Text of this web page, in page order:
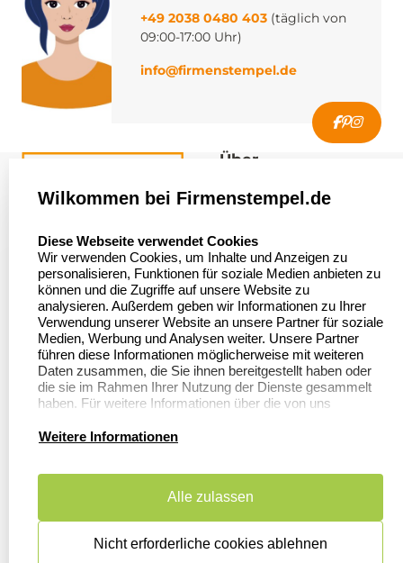
+49 2038 0480 403 (täglich von
09:00-17:00 Uhr)
info@firmenstempel.de
Asterlager Straße 97
47228 Duisburg
Deutschland
Über
Über uns
Bewerten Sie uns
Sitemap
Stempel in
Deutschland
Informationen
Dateivorgaben
FAQ
Datenschutzerklärung
Widerrufsrecht
Kundenservice
Zahlung & Versand
Widerruf &
Rückgabe
Wilkommen bei Firmenstempel.de
Diese Webseite verwendet Cookies
Wir verwenden Cookies, um Inhalte und Anzeigen zu
personalisieren, Funktionen für soziale Medien anbieten zu
können und die Zugriffe auf unsere Website zu
analysieren. Außerdem geben wir Informationen zu Ihrer
Verwendung unserer Website an unsere Partner für soziale
Medien, Werbung und Analysen weiter. Unsere Partner
führen diese Informationen möglicherweise mit weiteren
Daten zusammen, die Sie ihnen bereitgestellt haben oder
die sie im Rahmen Ihrer Nutzung der Dienste gesammelt
haben. Für weitere Informationen über die von uns
Datenschutzerklärung.
Weitere Informationen
Alle zulassen
Nicht erforderliche cookies ablehnen